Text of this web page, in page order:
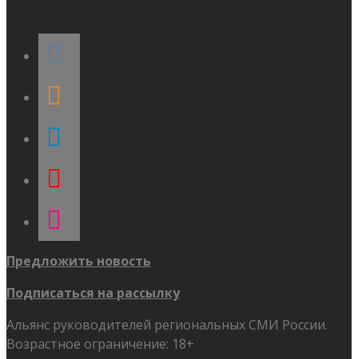
Предложить новость
Подписаться на рассылку
Альянс руководителей региональных СМИ России.
Возрастное ограничение: 18+